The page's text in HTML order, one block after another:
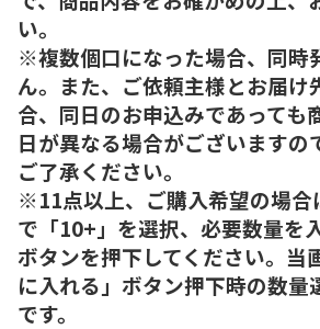
い。
※複数個口になった場合、同時
ん。また、ご依頼主様とお届け
合、同日のお申込みであっても
日が異なる場合がございますの
ご了承ください。
※11点以上、ご購入希望の場合
で「10+」を選択、必要数量を
ボタンを押下してください。当
に入れる」ボタン押下時の数量
です。